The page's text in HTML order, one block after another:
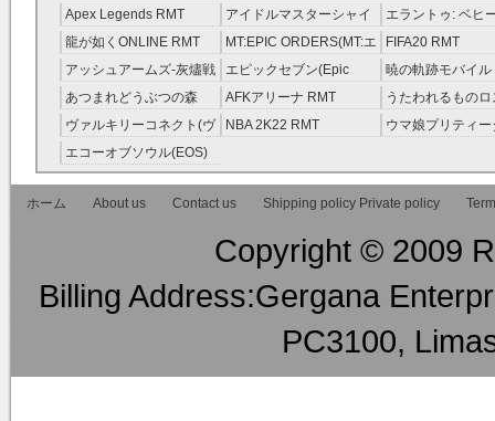
ーサーガ RMT
Apex Legends RMT
アイドルマスターシャイ
ニーカラーズ(シャニマス)
RMT
エラントゥ: ベヒ
ピリット RMT
龍が如くONLINE RMT
MT:EPIC ORDERS(MT:エ
ピック・オーダーズ)
RMT
FIFA20 RMT
アッシュアームズ‐灰燼戦
線 RMT
エピックセブン(Epic
Seven) RMT
暁の軌跡モバイル
伝説 ） RMT
あつまれどうぶつの森
RMT
AFKアリーナ RMT
うたわれるもの
ラグ(ロスフラ)
ヴァルキリーコネクト(ヴ
ァルコネ) RMT
NBA 2K22 RMT
ウマ娘プリティー
エコーオブソウル(EOS)
RMT
ホーム
About us Contact us Shipping policy Private policy
Copyright © 2009
Billing Address:Gergana
PC3100,